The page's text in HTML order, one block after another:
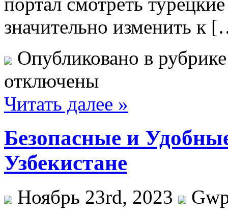
значительно изменить к
Опубликовано в
отключены
Читать далее »
Безопасные и
Узбекистане
Ноябрь 23rd, 2023